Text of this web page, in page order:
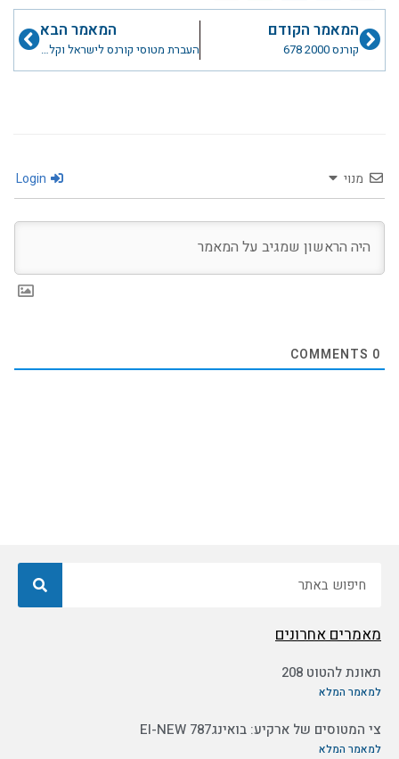
קודםהמאמר הקודם
קורנס 2000 678
המאמר הבא
העברת מטוסי קורנס לישראל וקליטתם בחיל האויר במלחמת יוה"כ
הבא
מנוי
0
מאמרים אחרונים
תאונת להטוט 208
למאמר המלא
צי המטוסים של ארקיע: בואינג787 EI-NEW
למאמר המלא